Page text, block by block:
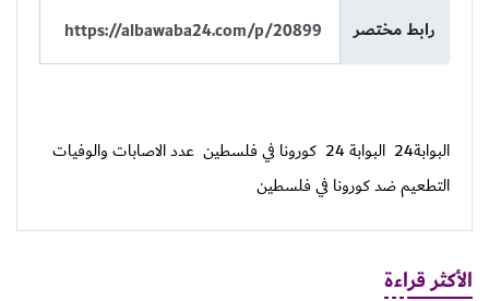
رابط مختصر
البوابة24 البوابة 24 كورونا في فلسطين عدد الاصابات والوفيات
التطعيم ضد كورونا في فلسطين
الأكثر قراءة